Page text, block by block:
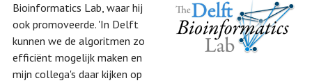
Bioinformatics Lab, waar hij
ook promoveerde. 'In Delft
kunnen we de algoritmen zo
efficiënt mogelijk maken en
mijn collega's daar kijken op